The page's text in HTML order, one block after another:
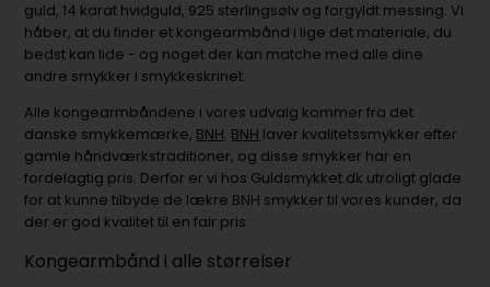
guld, 14 karat hvidguld, 925 sterlingsølv og forgyldt messing. Vi
håber, at du finder et kongearmbånd i lige det materiale, du
bedst kan lide - og noget der kan matche med alle dine
andre smykker i smykkeskrinet.
Alle kongearmbåndene i vores udvalg kommer fra det
danske smykkemærke, BNH. BNH laver kvalitetssmykker efter
gamle håndværkstraditioner, og disse smykker har en
fordelagtig pris. Derfor er vi hos Guldsmykket.dk utroligt glade
for at kunne tilbyde de lækre BNH smykker til vores kunder, da
der er god kvalitet til en fair pris.
Kongearmbånd i alle størrelser